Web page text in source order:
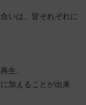
いは、皆それぞれに
生。
加えることが出来